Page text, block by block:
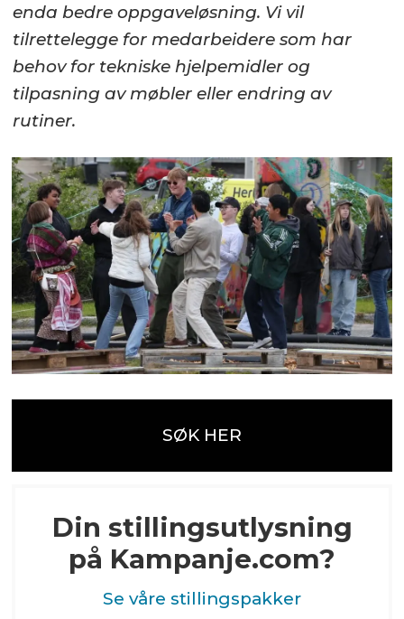
enda bedre oppgaveløsning. Vi vil
tilrettelegge for medarbeidere som har
behov for tekniske hjelpemidler og
tilpasning av møbler eller endring av
rutiner.
SØK HER
Din stillingsutlysning
på Kampanje.com?
Se våre stillingspakker